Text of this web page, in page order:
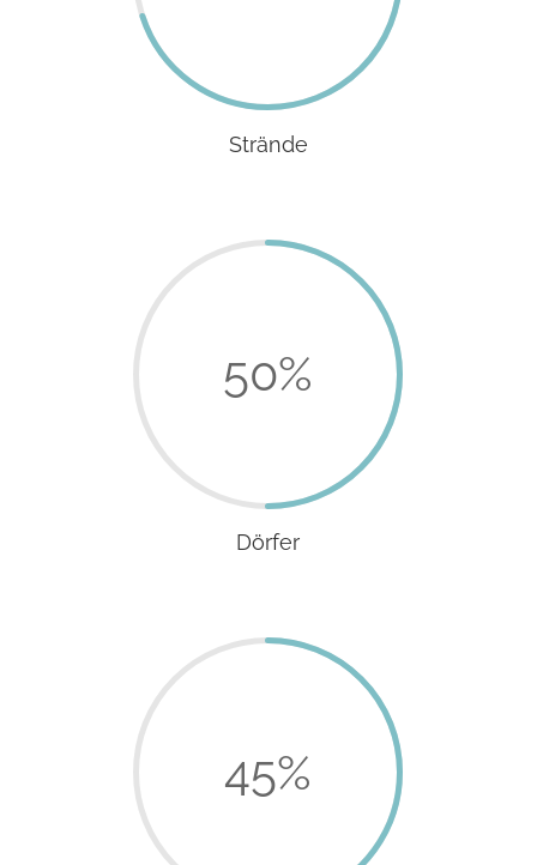
Strände
50%
Dörfer
45%